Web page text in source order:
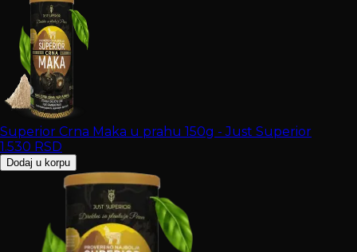
Superior Crna Maka u prahu 150g - Just Superior
1.530 RSD
Dodaj u korpu